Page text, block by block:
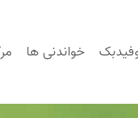
خواندنی ها